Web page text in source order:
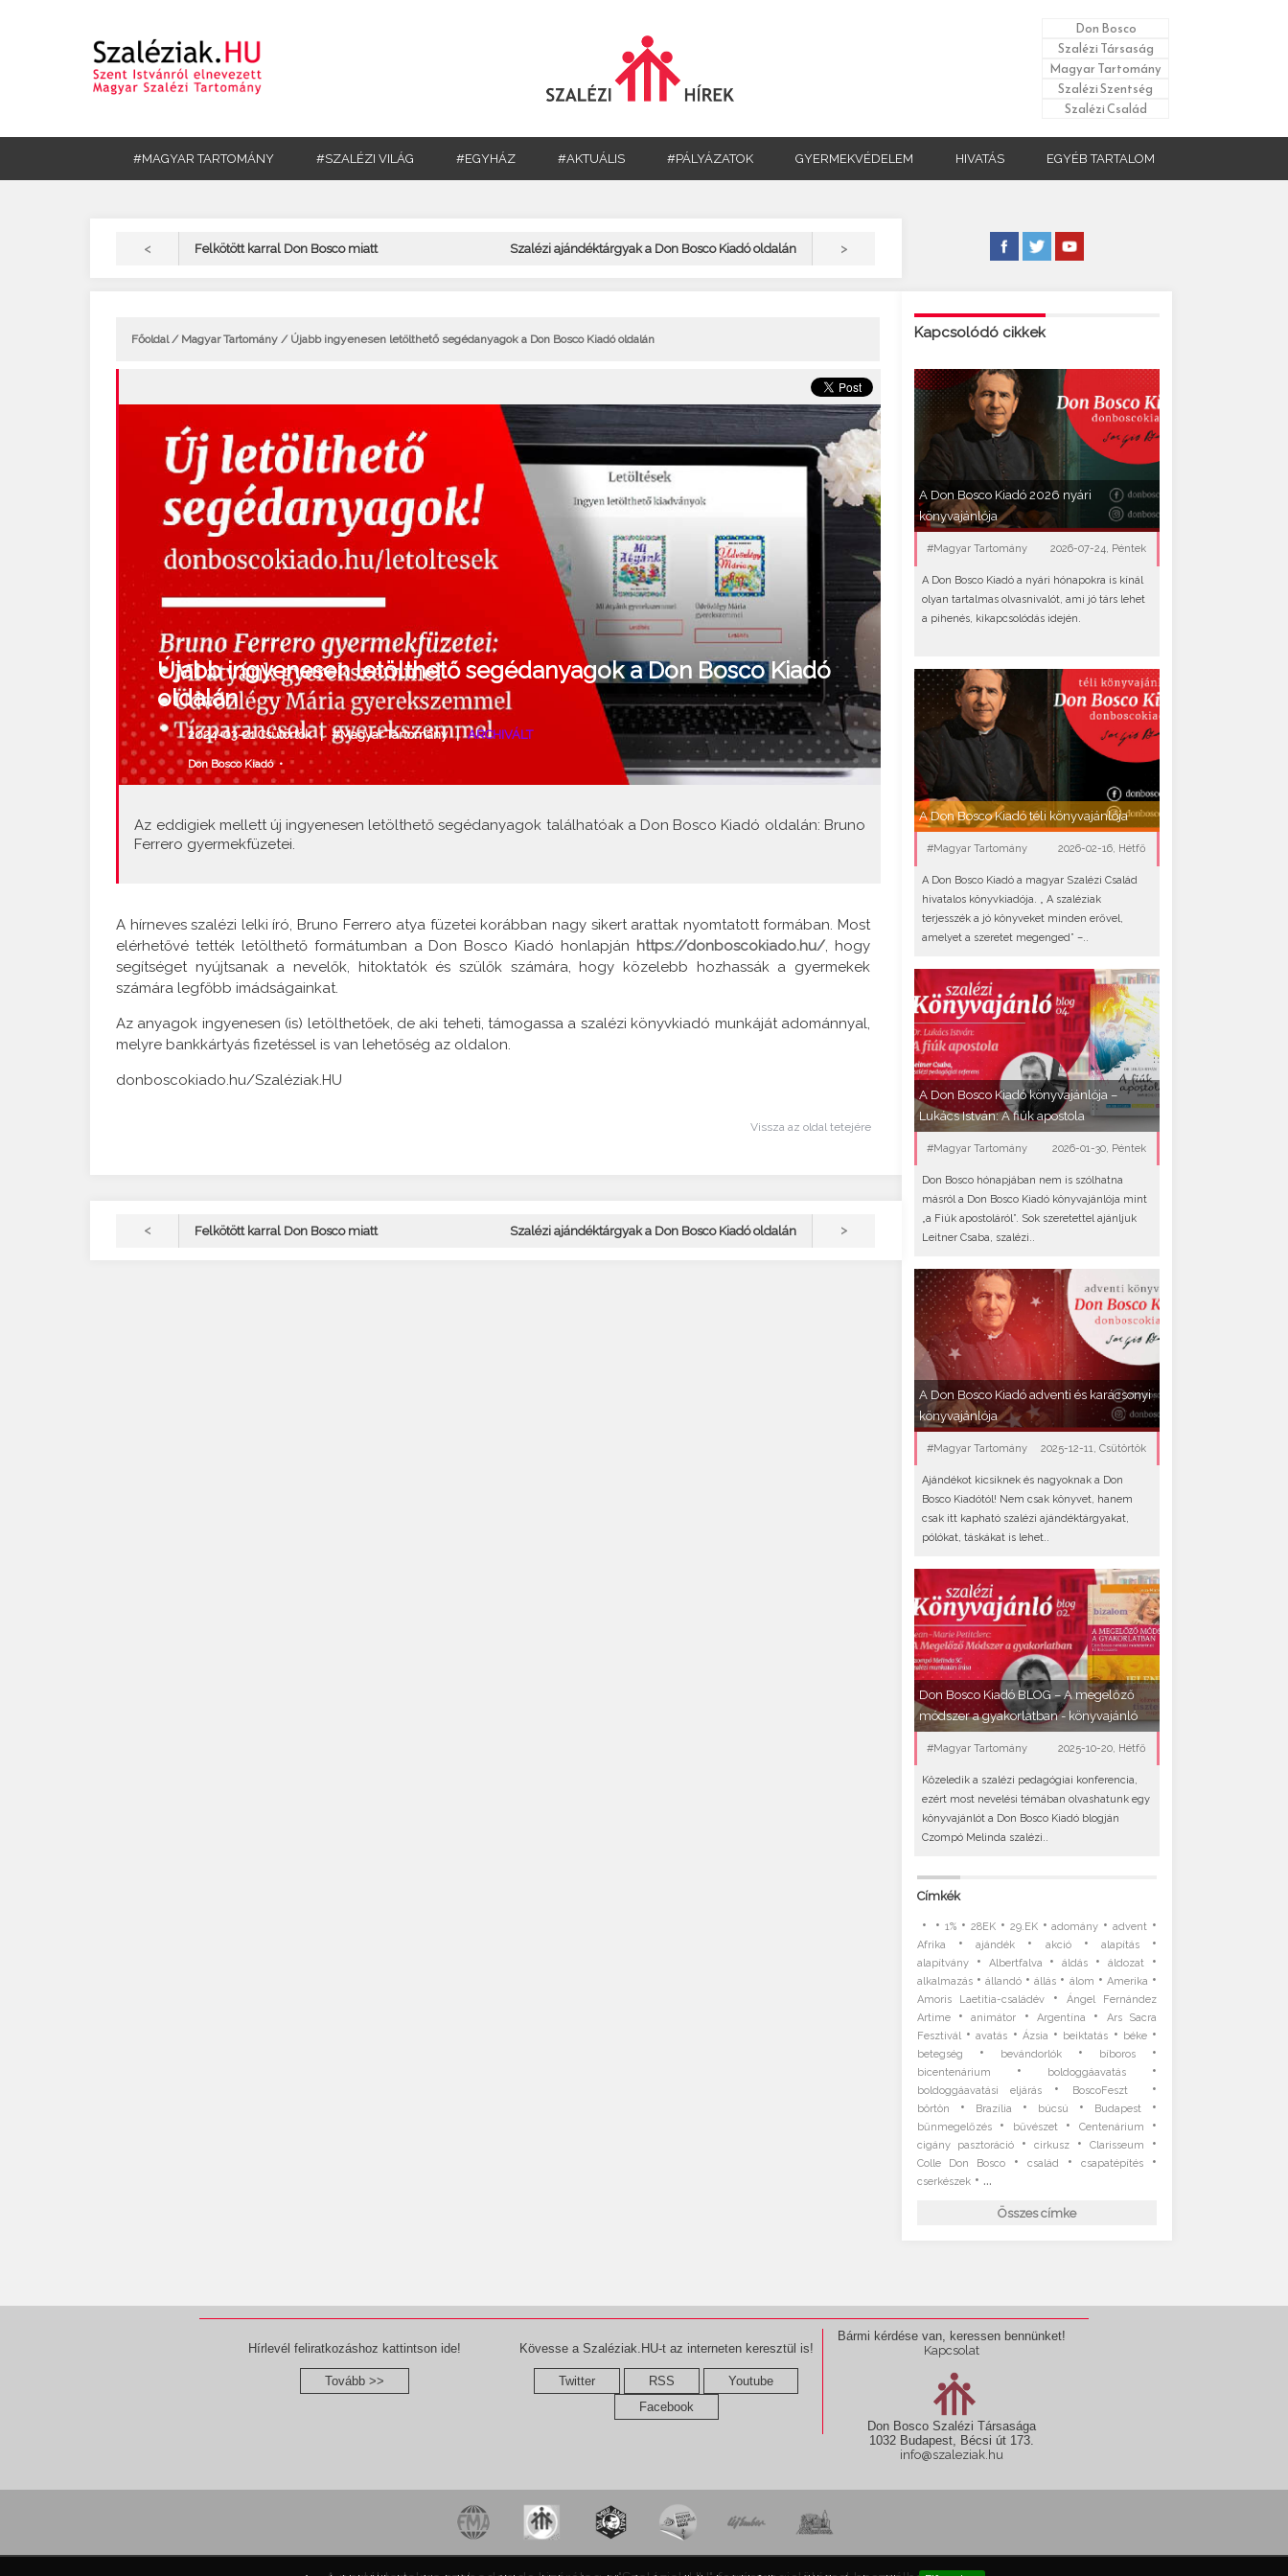
Don Bosco
Szalézi Társaság
Magyar Tartomány
Szalézi Szentség
Szalézi Család
#MAGYAR TARTOMÁNY #SZALÉZI VILÁG #EGYHÁZ #AKTUÁLIS #PÁLYÁZATOK GYERMEKVÉDELEM HIVATÁS EGYÉB TARTALOM
< Felkötött karral Don Bosco miatt Szalézi ajándéktárgyak a Don Bosco Kiadó oldalán >
Főoldal/ Magyar Tartomány / Újabb ingyenesen letölthető segédanyagok a Don Bosco Kiadó oldalán
Újabb ingyenesen letölthető segédanyagok a Don Bosco Kiadó
oldalán
2024-03-21 Csütörtök | #Magyar Tartomány|ARCHIVÁLT
Don Bosco Kiadó•
Az eddigiek mellett új ingyenesen letölthető segédanyagok találhatóak a Don Bosco Kiadó oldalán: Bruno
Ferrero gyermekfüzetei.
A hírneves szalézi lelki író, Bruno Ferrero atya füzetei korábban nagy sikert arattak nyomtatott formában. Most
elérhetővé tették letölthető formátumban a Don Bosco Kiadó honlapján https://donboscokiado.hu/, hogy
segítséget nyújtsanak a nevelők, hitoktatók és szülők számára, hogy közelebb hozhassák a gyermekek
számára legfőbb imádságainkat.
Az anyagok ingyenesen (is) letölthetőek, de aki teheti, támogassa a szalézi könyvkiadó munkáját adománnyal,
melyre bankkártyás fizetéssel is van lehetőség az oldalon.
donboscokiado.hu/Szaléziak.HU
Vissza az oldal tetejére
Kapcsolódó cikkek
A Don Bosco Kiadó 2026 nyári
könyvajánlója
#Magyar Tartomány 2026-07-24, Péntek
A Don Bosco Kiadó a nyári hónapokra is kínál
olyan tartalmas olvasnivalót, ami jó társ lehet
a pihenés, kikapcsolódás idején.
A Don Bosco Kiadó téli könyvajánlója
#Magyar Tartomány 2026-02-16, Hétfő
A Don Bosco Kiadó a magyar Szalézi Család
hivatalos könyvkiadója. „ A szaléziak
terjesszék a jó könyveket minden erővel,
amelyet a szeretet megenged” –..
A Don Bosco Kiadó könyvajánlója –
Lukács István: A fiúk apostola
#Magyar Tartomány 2026-01-30, Péntek
Don Bosco hónapjában nem is szólhatna
másról a Don Bosco Kiadó könyvajánlója mint
„a Fiúk apostoláról”. Sok szeretettel ajánljuk
Leitner Csaba, szalézi..
A Don Bosco Kiadó adventi és karácsonyi
könyvajánlója
#Magyar Tartomány 2025-12-11, Csütörtök
Ajándékot kicsiknek és nagyoknak a Don
Bosco Kiadótól! Nem csak könyvet, hanem
csak itt kapható szalézi ajándéktárgyakat,
pólókat, táskákat is lehet..
Don Bosco Kiadó BLOG – A megelőző
módszer a gyakorlatban - könyvajánló
#Magyar Tartomány 2025-10-20, Hétfő
Közeledik a szalézi pedagógiai konferencia,
ezért most nevelési témában olvashatunk egy
könyvajánlót a Don Bosco Kiadó blogján
Czompó Melinda szalézi..
Címkék
• •1% • 28EK • 29.EK•adomány •advent •
Afrika •ajándék • akció• alapítás•
alapítvány• Albertfalva •áldás •áldozat •
alkalmazás•állandó •állás • álom • Amerika •
Amoris Laetitia-családév•
Ángel Fernández
Artime•animátor •Argentína •
Ars Sacra
Fesztivál•avatás • Ázsia • beiktatás • béke•
betegség • bevándorlók• bíboros •
bicentenárium • boldoggáavatás•
boldoggáavatási eljárás • BoscoFeszt •
börtön • Brazília • búcsú • Budapest •
bűnmegelőzés• bűvészet• Centenárium •
cigány pasztoráció• cirkusz•Clarisseum •
Colle Don Bosco• család •csapatépítés •
cserkészek• ...
Összes címke
< Felkötött karral Don Bosco miatt Szalézi ajándéktárgyak a Don Bosco Kiadó oldalán >
Hírlevél feliratkozáshoz kattintson ide!
Tovább >>
Kövesse a Szaléziak.HU-t az interneten keresztül is!
Twitter RSS
Youtube
Facebook
Bármi kérdése van, keressen bennünket!
Kapcsolat
Don Bosco Szalézi Társasága
1032 Budapest, Bécsi út 173.
info@szaleziak.hu